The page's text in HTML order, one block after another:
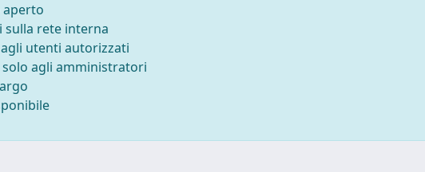
aperto
sulla rete interna
utenti autorizzati
agli amministratori